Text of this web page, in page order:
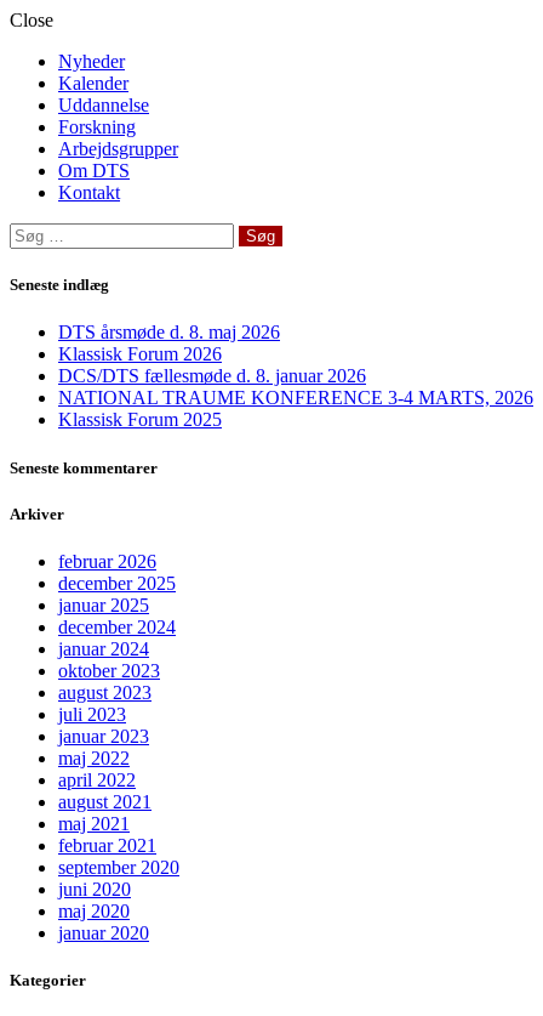
Close
Nyheder
Kalender
Uddannelse
Forskning
Arbejdsgrupper
Om DTS
Kontakt
Søg
efter:
Seneste indlæg
DTS årsmøde d. 8. maj 2026
Klassisk Forum 2026
DCS/DTS fællesmøde d. 8. januar 2026
NATIONAL TRAUME KONFERENCE 3-4 MARTS, 2026
Klassisk Forum 2025
Seneste kommentarer
Arkiver
februar 2026
december 2025
januar 2025
december 2024
januar 2024
oktober 2023
august 2023
juli 2023
januar 2023
maj 2022
april 2022
august 2021
maj 2021
februar 2021
september 2020
juni 2020
maj 2020
januar 2020
Kategorier